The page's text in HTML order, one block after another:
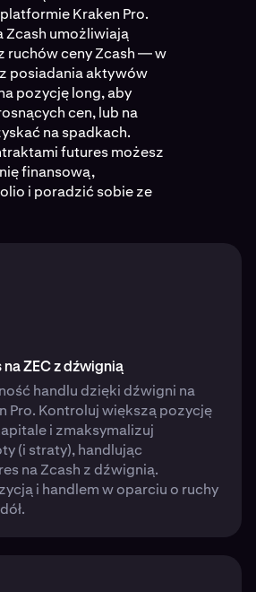
Kraken Pro.
Zcash umożliwiają
ruchów ceny Zcash — w
posiadania aktywów
pozycję long, aby
cen, lub na
na spadkach.
futures możesz
finansową,
i poradzić sobie ze
ZEC z dźwignią
handlu dzięki dźwigni na
Pro. Kontroluj większą pozycję
i zmaksymalizuj
(i straty), handlując
na Zcash z dźwignią.
i handlem w oparciu o ruchy